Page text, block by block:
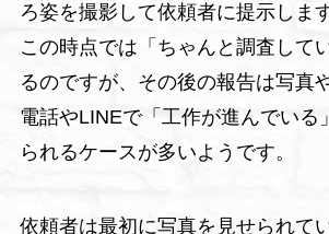
ろ姿を撮影して依頼者に提示します
この時点では「ちゃんと調査して
るのですが、その後の報告は写真
電話やLINEで「工作が進んでいる
られるケースが多いようです。
依頼者は最初に写真を見せられて